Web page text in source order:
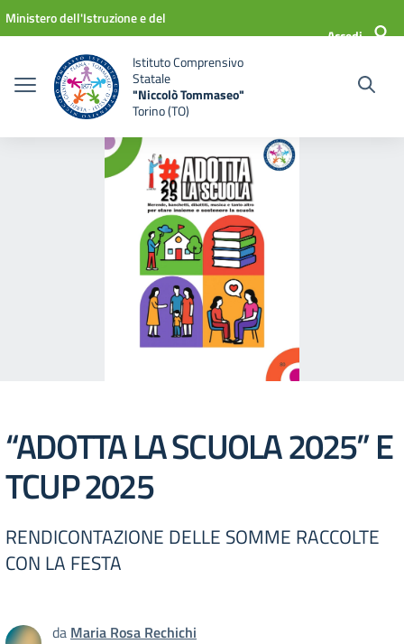
Vai ai contenuti
Vai al menu di navigazione
Vai al footer
Ministero dell'Istruzione e del
Accedi
Istituto Comprensivo
Statale
"Niccolò Tommaseo"
Torino (TO)
“ADOTTA LA SCUOLA 2025” E
TCUP 2025
RENDICONTAZIONE DELLE SOMME RACCOLTE
CON LA FESTA
da Maria Rosa Rechichi